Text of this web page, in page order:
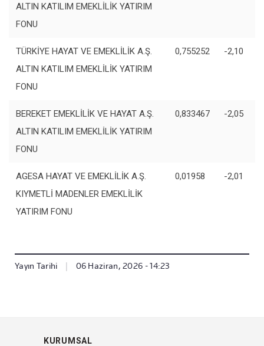
ALTIN KATILIM EMEKLİLİK YATIRIM
FONU
TÜRKİYE HAYAT VE EMEKLİLİK A.Ş.
ALTIN KATILIM EMEKLİLİK YATIRIM
FONU
0,755252 -2,10
BEREKET EMEKLİLİK VE HAYAT A.Ş.
ALTIN KATILIM EMEKLİLİK YATIRIM
FONU
0,833467 -2,05
AGESA HAYAT VE EMEKLİLİK A.Ş.
KIYMETLİ MADENLER EMEKLİLİK
YATIRIM FONU
0,01958 -2,01
Yayın Tarihi 06 Haziran, 2026 - 14:23
KURUMSAL